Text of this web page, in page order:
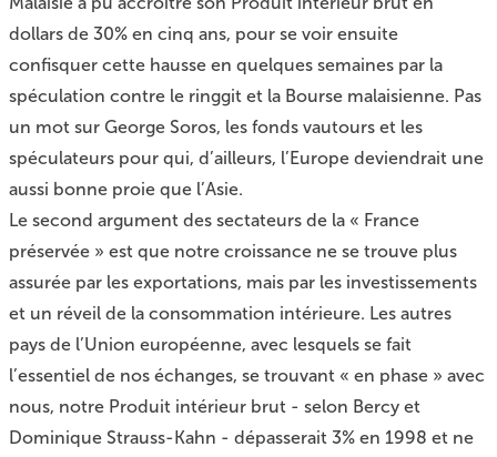
dollars de 30% en cinq ans, pour se voir ensuite
confisquer cette hausse en quelques semaines par la
spéculation contre le ringgit et la Bourse malaisienne. Pas
un mot sur George Soros, les fonds vautours et les
spéculateurs pour qui, d’ailleurs, l’Europe deviendrait une
aussi bonne proie que l’Asie.
Le second argument des sectateurs de la « France
préservée » est que notre croissance ne se trouve plus
assurée par les exportations, mais par les investissements
et un réveil de la consommation intérieure. Les autres
pays de l’Union européenne, avec lesquels se fait
l’essentiel de nos échanges, se trouvant « en phase » avec
nous, notre Produit intérieur brut - selon Bercy et
Dominique Strauss-Kahn - dépasserait 3% en 1998 et ne